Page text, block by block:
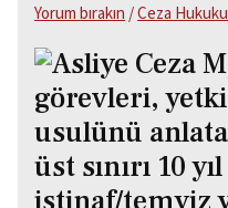
Yorum bırakın /Ceza Hukuku